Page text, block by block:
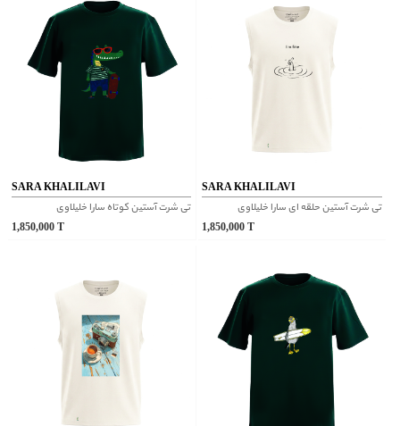
SARA KHALILAVI
تی شرت آستین کوتاه سارا خلیلاوی
1,850,000T
SARA KHALILAVI
تی شرت آستین حلقه ای سارا خلیلاوی
1,850,000 T